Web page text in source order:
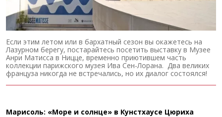
Если этим летом или в бархатный сезон вы окажетесь на
Лазурном берегу, постарайтесь посетить выставку в Музее
Анри Матисса в Ницце, временно приютившем часть
коллекции парижского музея Ива Сен-Лорана. Два великих
француза никогда не встречались, но их диалог состоялся!
Марисоль: «Море и солнце» в Кунстхаусе Цюриха